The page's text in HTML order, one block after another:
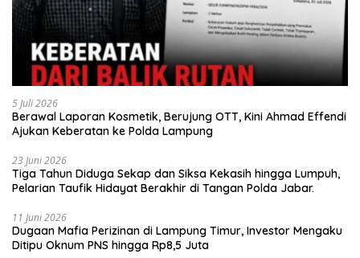
5 Juli 2026
Berawal Laporan Kosmetik, Berujung OTT, Kini Ahmad Effendi
Ajukan Keberatan ke Polda Lampung
23 Juni 2026
Tiga Tahun Diduga Sekap dan Siksa Kekasih hingga Lumpuh,
Pelarian Taufik Hidayat Berakhir di Tangan Polda Jabar.
11 Juni 2026
Dugaan Mafia Perizinan di Lampung Timur, Investor Mengaku
Ditipu Oknum PNS hingga Rp8,5 Juta